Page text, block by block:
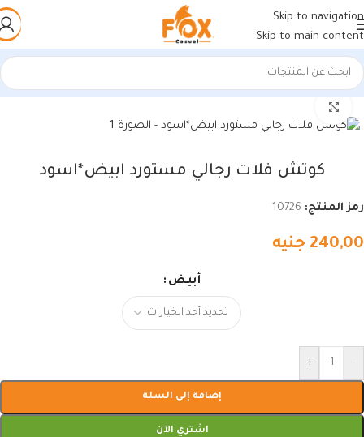
Skip to navigation
Skip to main content
الرئيسية/أحذية رجالي/كوتشي رجالي
كوتش فلات رجالي مستورد ابيض*اسود
رمز المنتج: 10726
240,00 جنيه
أبيض
-
+
إضافة إلى السلة
اشتري الآن